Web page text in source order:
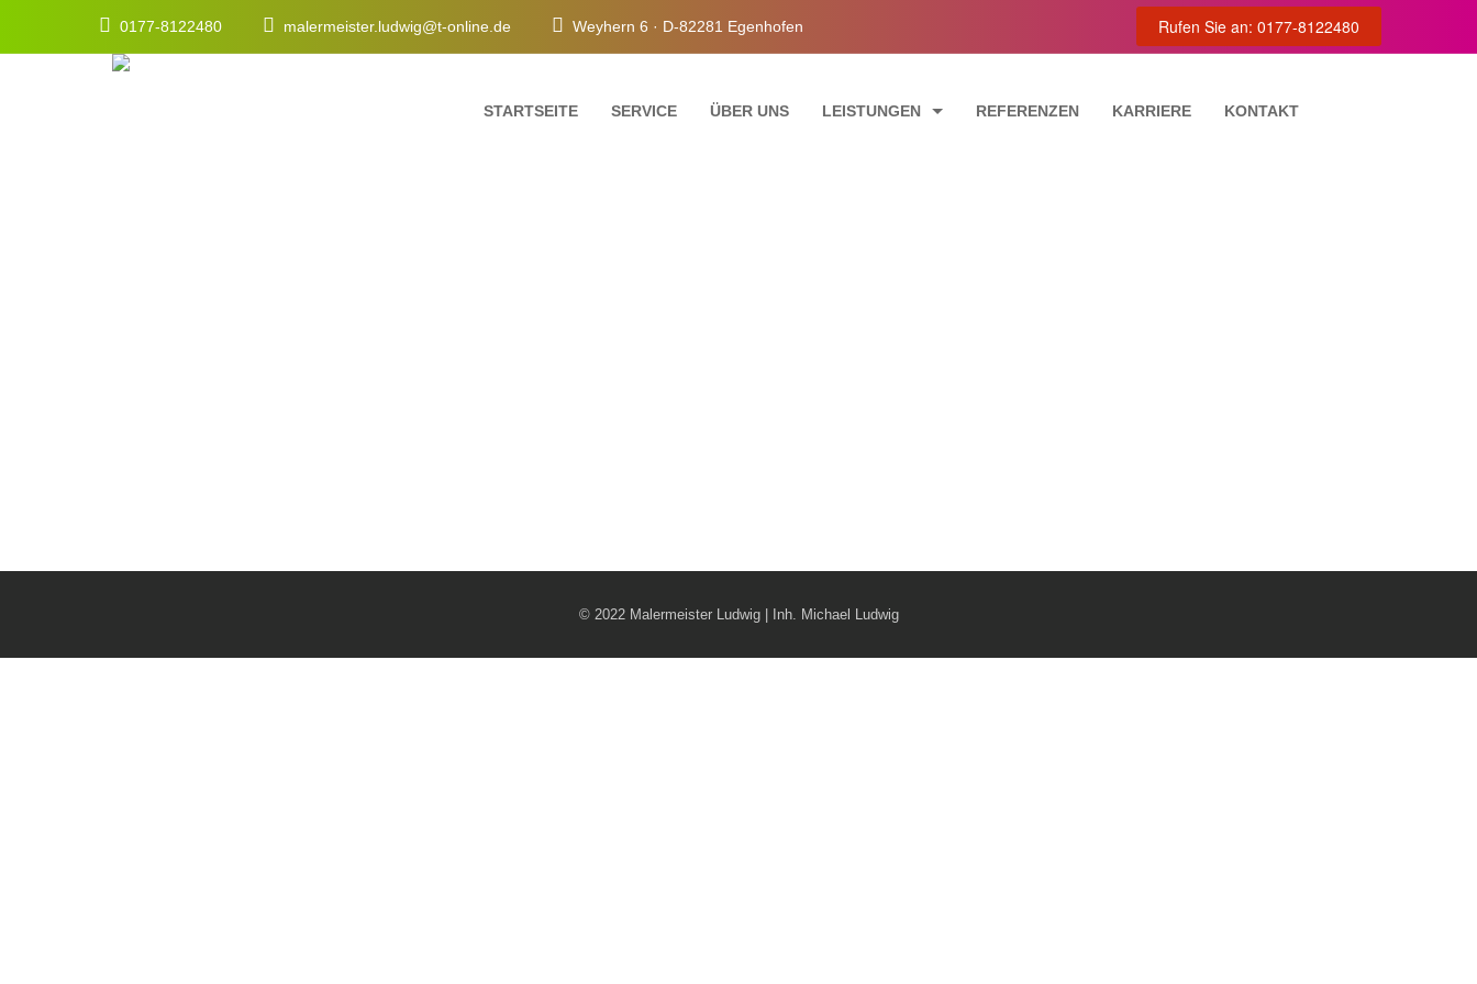
0177-8122480 malermeister.ludwig@t-online.de Weyhern 6 · D-82281 Egenhofen Rufen Sie an: 0177-8122480
STARTSEITE SERVICE ÜBER UNS LEISTUNGEN REFERENZEN KARRIERE KONTAKT
© 2022 Malermeister Ludwig | Inh. Michael Ludwig